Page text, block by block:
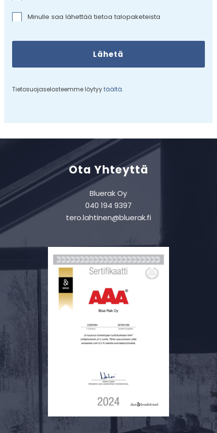
Minulle saa lähettää tietoa talopaketeista
Tietosuojaselosteemme löytyytäältä.
Ota Yhteyttä
Bluerak Oy
040 194 9397
tero.lahtinen@bluerak.fi